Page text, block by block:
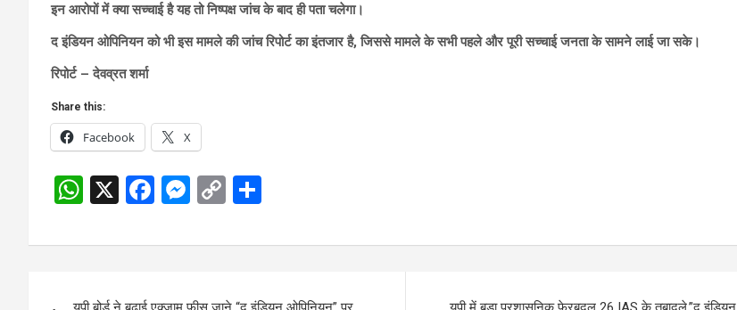
इन आरोपों में क्या सच्चाई है यह तो निष्पक्ष जांच के बाद ही पता चलेगा।
द इंडियन ओपिनियन को भी इस मामले की जांच रिपोर्ट का इंतजार है, जिससे मामले के सभी पहले और पूरी सच्चाई जनता के सामने लाई जा सके।
रिपोर्ट – देवव्रत शर्मा
Share this:
Facebook X
W
at
X
F
ce
M
se
C
py ar